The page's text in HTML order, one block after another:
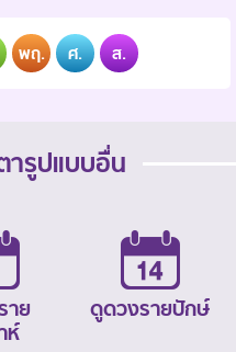
พฤ. ศ. ส.
ารูปแบบอื่น
าย
ห์
ดูดวงรายปักษ์